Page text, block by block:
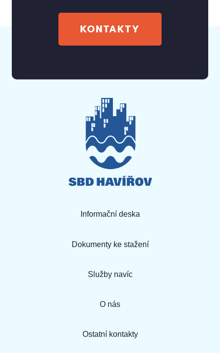
KONTAKTY
Informační deska
Dokumenty ke stažení
Služby navíc
O nás
Ostatní kontakty